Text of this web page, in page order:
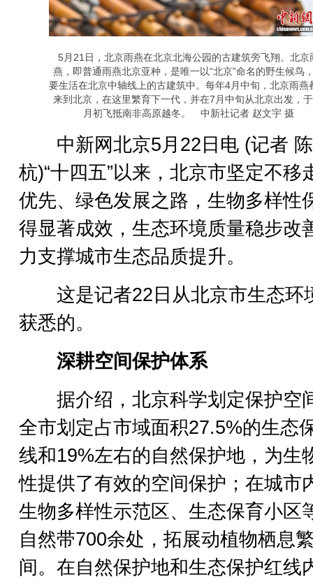
5月21日，北京雨燕在北京北海公园的古建筑旁飞翔。北京
燕，即普通雨燕北京亚种，是唯一以“北京”命名的野生候鸟
要生活在北京中轴线上的古建筑中。每年4月中旬，北京雨燕
来到北京，在这里繁育下一代，并在7月中旬从北京出发，
月初飞抵南非高原越冬。 中新社记者 赵文宇 摄
中新网北京5月22日电 (记者 陈
杭)“十四五”以来，北京市坚定不移
优先、绿色发展之路，生物多样性
得显著成效，生态环境质量稳步改
力支撑城市生态品质提升。
这是记者22日从北京市生态环
获悉的。
深耕空间保护体系
据介绍，北京科学划定保护空
全市划定占市域面积27.5%的生态
线和19%左右的自然保护地，为生
性提供了有效的空间保护；在城市
生物多样性示范区、生态保育小区
自然带700余处，拓展动植物栖息
间。在自然保护地和生态保护红线